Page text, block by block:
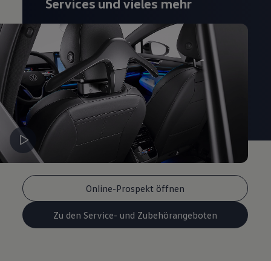
Online-Prospekt öffnen
Zu den Service- und Zubehörangeboten